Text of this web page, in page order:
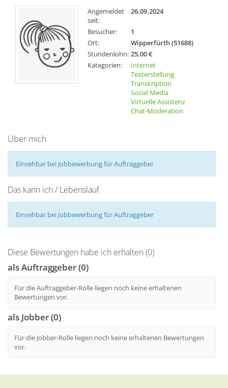
Angemeldet
seit:
26.09.2024
Besucher:
1
Ort:
Wipperfürth (51688)
Stundenlohn: 25,00 €
Kategorien:
Internet
Texterstellung
Transkription
Social Media
Virtuelle Assistenz
Chat-Moderation
Über mich
Einsehbar bei Jobbewerbung für Auftraggeber
Das kann ich / Lebenslauf
Einsehbar bei Jobbewerbung für Auftraggeber
Diese Bewertungen habe ich erhalten (0)
als Auftraggeber (0)
Für die Auftraggeber-Rolle liegen noch keine erhaltenen
Bewertungen vor.
als Jobber (0)
Für die Jobber-Rolle liegen noch keine erhaltenen Bewertungen
vor.